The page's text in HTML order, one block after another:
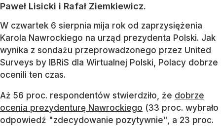
Paweł Lisicki i Rafał Ziemkiewicz.
W czwartek 6 sierpnia mija rok od zaprzysiężenia
Karola Nawrockiego na urząd prezydenta Polski. Jak
wynika z sondażu przeprowadzonego przez United
Surveys by IBRiS dla Wirtualnej Polski, Polacy dobrze
ocenili ten czas.
Aż 56 proc. respondentów stwierdziło, że dobrze
ocenia prezydenturę Nawrockiego (33 proc. wybrało
odpowiedź "zdecydowanie pozytywnie", a 23 proc.